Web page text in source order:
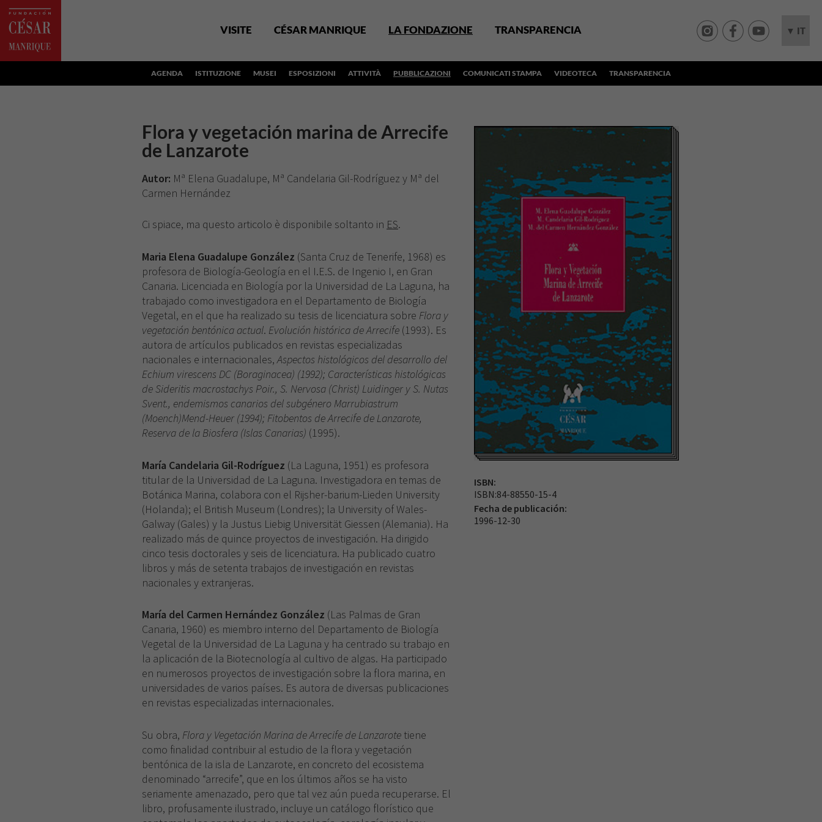
VISITE CÉSAR MANRIQUE LA FONDAZIONE TRANSPARENCIA ▼ IT
AGENDA ISTITUZIONE MUSEI ESPOSIZIONI ATTIVITÀ PUBBLICAZIONI COMUNICATI STAMPA VIDEOTECA TRANSPARENCIA
Flora y vegetación marina de Arrecife
de Lanzarote
Autor: Mª Elena Guadalupe, Mª Candelaria Gil-Rodríguez y Mª del
Carmen Hernández
Ci spiace, ma questo articolo è disponibile soltanto in ES.
Maria Elena Guadalupe González (Santa Cruz de Tenerife, 1968) es
profesora de Biología-Geología en el I.E.S. de Ingenio I, en Gran
Canaria. Licenciada en Biología por la Universidad de La Laguna, ha
trabajado como investigadora en el Departamento de Biología
Vegetal, en el que ha realizado su tesis de licenciatura sobre Flora y
vegetación bentónica actual. Evolución histórica de Arrecife (1993). Es
autora de artículos publicados en revistas especializadas
nacionales e internacionales,Aspectos histológicos del desarrollo del
Echium virescens DC (Boraginacea) (1992); Características histológicas
de Sideritis macrostachys Poir., S. Nervosa (Christ) Luidinger y S. Nutas
Svent., endemismos canarios del subgénero Marrubiastrum
(Moench)Mend-Heuer (1994); Fitobentos de Arrecife de Lanzarote,
Reserva de la Biosfera (Islas Canarias) (1995).
María Candelaria Gil-Rodríguez (La Laguna, 1951) es profesora
titular de la Universidad de La Laguna. Investigadora en temas de
Botánica Marina, colabora con el Rijsher-barium-Lieden University
(Holanda); el British Museum (Londres); la University of Wales-
Galway (Gales) y la Justus Liebig Universität Giessen (Alemania). Ha
realizado más de quince proyectos de investigación. Ha dirigido
cinco tesis doctorales y seis de licenciatura. Ha publicado cuatro
libros y más de setenta trabajos de investigación en revistas
nacionales y extranjeras.
María del Carmen Hernández González (Las Palmas de Gran
Canaria, 1960) es miembro interno del Departamento de Biología
Vegetal de la Universidad de La Laguna y ha centrado su trabajo en
la aplicación de la Biotecnología al cultivo de algas. Ha participado
en numerosos proyectos de investigación sobre la flora marina, en
universidades de varios países. Es autora de diversas publicaciones
en revistas especializadas internacionales.
Su obra, Flora y Vegetación Marina de Arrecife de Lanzarote tiene
como finalidad contribuir al estudio de la flora y vegetación
bentónica de la isla de Lanzarote, en concreto del ecosistema
denominado “arrecife”, que en los últimos años se ha visto
seriamente amenazado, pero que tal vez aún pueda recuperarse. El
libro, profusamente ilustrado, incluye un catálogo florístico que
ISBN:
ISBN:84-88550-15-4
Fecha de publicación:
1996-12-30